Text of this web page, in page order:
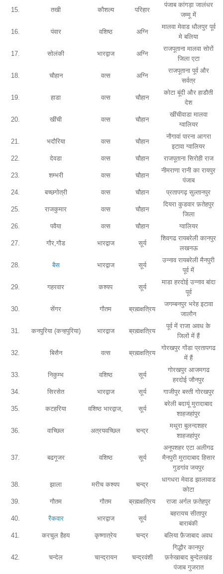
15. तखी कौशल्य परिहार
पंजाब कांगड़ा जालंधर
जम्मू में
16. पंवार वशिष्ठ अग्नि
मालवा मेवाड धौलपुर पूर्व
मे बलिया
17. सोलंकी भारद्वाज अग्नि
राजपूताना मालवा सोरों
जिला एटा
18. चौहान वत्स अग्नि
राजपूताना पूर्व और
सर्वत्र
19. हाडा वत्स चौहान
कोटा बूंदी और हाडौती
देश
20. खींची वत्स चौहान
खींचीवाडा मालवा
ग्वालियर
21. भदौरिया वत्स चौहान
नौगावां पारना आगरा
इटावा ग्वालियर
22.
देवडा वत्स चौहान राजपूताना सिरोही राज
23. शम्भरी वत्स चौहान
नीमराणा रानी का रायपुर
पंजाब
24.
बच्छगोत्री वत्स चौहान प्रतापगढ़ सुल्तानपुर
25. राजकुमार वत्स चौहान
दियरा कुडवार फ़तेहपुर
जिला
26.
पवैया वत्स चौहान ग्वालियर
27. गौर,गौड भारद्वाज सूर्य
शिवगढ रायबरेली कानपुर
लखनऊ
28. बैस भारद्वाज सूर्य
उन्नाव रायबरेली मैनपुरी
पूर्व में
29. गहरवार कश्यप सूर्य
माडा हरदोई उन्नाव बांदा
पूर्व
30. सेंगर गौतम ब्रह्मक्षत्रिय
जगम्बनपुर भरेह इटावा
जालौन
31. कनपुरिया (कन्हपुरिया) भारद्वाज ब्रह्मक्षत्रिय
पूर्व में राजा अवध के
जिलों में हैं
32. बिसैन वत्स ब्रह्मक्षत्रिय
गोरखपुर गोंडा प्रतापगढ
में हैं
33. निकुम्भ वशिष्ठ सूर्य
गोरखपुर आजमगढ
हरदोई जौनपुर
34.
सिरसेत भारद्वाज सूर्य गाजीपुर बस्ती गोरखपुर
35. कटहरिया वशिष्ठ भारद्वाज, सूर्य
बरेली बदायूं मुरादाबाद
शाहजहांपुर
36. वाच्छिल अत्रयवच्छिल चन्द्र
मथुरा बुलन्दशहर
शाहजहांपुर
37. बढगूजर वशिष्ठ सूर्य
अनूपशहर एटा अलीगढ
मैनपुरी मुरादाबाद हिसार
गुडगांव जयपुर
38. झाला मरीच कश्यप चन्द्र
धागधरा मेवाड झालावाड
कोटा
39.
गौतम गौतम ब्रह्मक्षत्रिय राजा अर्गल फ़तेहपुर
40. रैकवार भारद्वाज सूर्य
बहरायच सीतापुर
बाराबंकी
41.
करचुल हैहय कृष्णात्रेय चन्द्र बलिया फ़ैजाबाद अवध
42. चन्देल चान्द्रायन चन्द्रवंशी
गिद्धौर कानपुर
फ़र्रुखाबाद बुन्देलखंड
पंजाब गुजरात